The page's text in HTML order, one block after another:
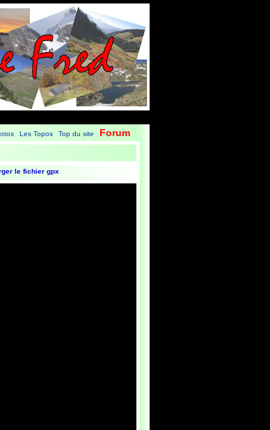
Les Topos Top du site Forum
le fichier gpx